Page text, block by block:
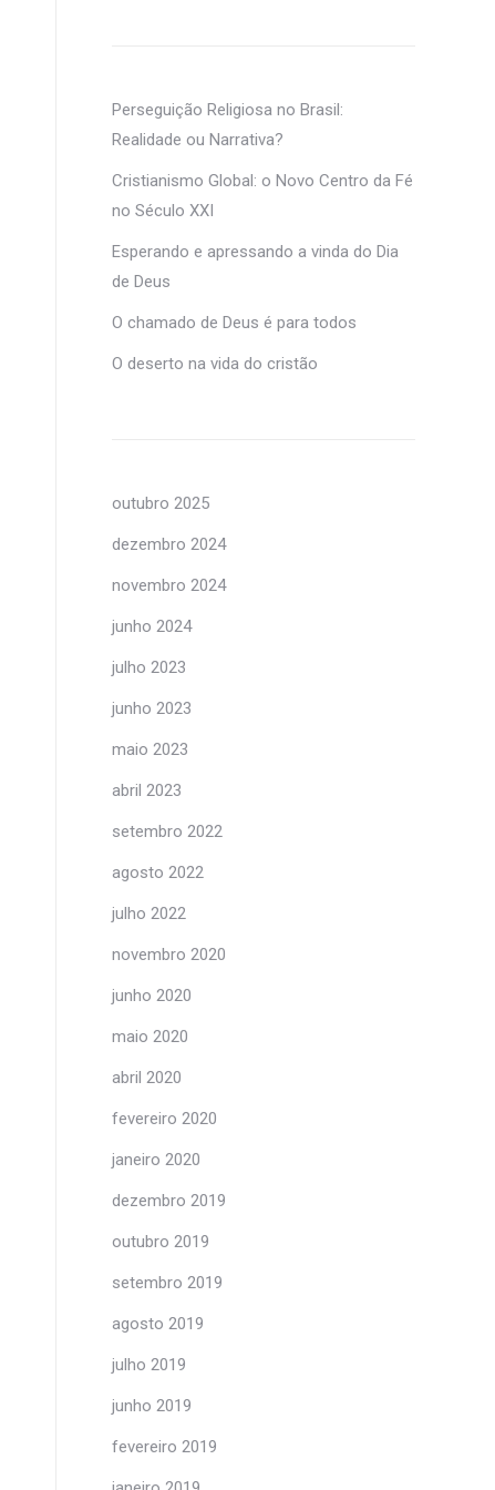
Perseguição Religiosa no Brasil:
Realidade ou Narrativa?
Cristianismo Global: o Novo Centro da Fé
no Século XXI
Esperando e apressando a vinda do Dia
de Deus
O chamado de Deus é para todos
O deserto na vida do cristão
outubro 2025
dezembro 2024
novembro 2024
junho 2024
julho 2023
junho 2023
maio 2023
abril 2023
setembro 2022
agosto 2022
julho 2022
novembro 2020
junho 2020
maio 2020
abril 2020
fevereiro 2020
janeiro 2020
dezembro 2019
outubro 2019
setembro 2019
agosto 2019
julho 2019
junho 2019
fevereiro 2019